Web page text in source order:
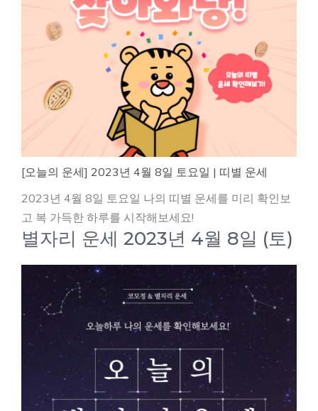
[오늘의 운세] 2023년 4월 8일 토요일 | 띠별 운세
2023년 4월 8일 토요일 나의 띠별 운세를 미리 확인보
고 복 가득한 하루를 시작해보세요!
별자리 운세 2023년 4월 8일 (토)